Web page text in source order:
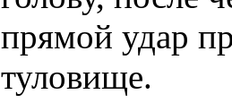
прямой удар
туловище.